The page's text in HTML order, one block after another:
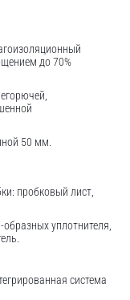
до 70%
50 мм.
пробковый лист,
уплотнителя,
система